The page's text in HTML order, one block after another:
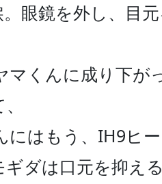
眼鏡を外し、目
マくんに成り下
はもう、IH9ヒ
ダは口元を抑え